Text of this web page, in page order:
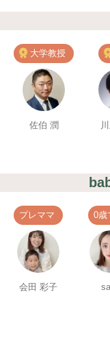
大学教授
佐伯 潤
プレママ
会田 彩子
0歳